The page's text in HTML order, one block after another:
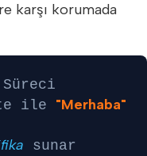
karşı korumada
ile "Merhaba"
sunar